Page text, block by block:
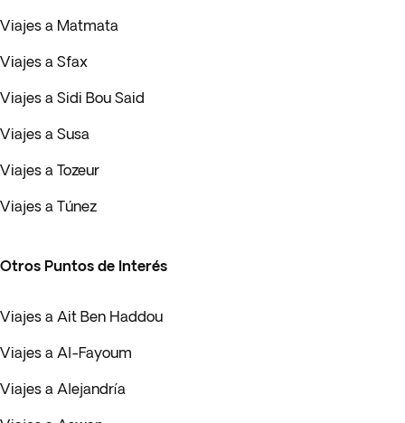
Viajes a Matmata
Viajes a Sfax
Viajes a Sidi Bou Said
Viajes a Susa
Viajes a Tozeur
Viajes a Túnez
Otros Puntos de Interés
Viajes a Ait Ben Haddou
Viajes a Al-Fayoum
Viajes a Alejandría